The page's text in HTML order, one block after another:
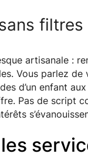
filtres
artisanale :
Vous parlez
d’un enfant
Pas de script